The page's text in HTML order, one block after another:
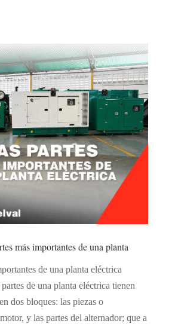
más importantes de una planta
de una planta eléctrica
de una planta eléctrica tienen
dos bloques: las piezas o
y las partes del alternador; que a